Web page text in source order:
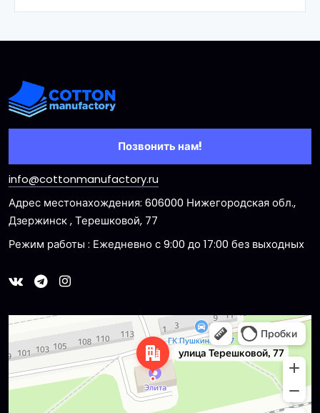
В корзину
Позвонить нам!
info@cottonmanufactory.ru
Адрес местонахождения: 606000 Нижегородская обл.,
Дзержинск , Терешковой, 77
Режим работы : Ежедневно с 9:00 до 17:00 без выходных
Dzerzhinsk
Ulitsa Tereshkovoy, 77 — Yandex Maps